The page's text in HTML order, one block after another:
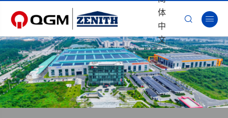
体
中
文
 